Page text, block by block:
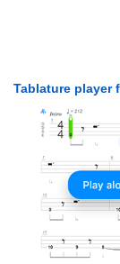
Tablature player